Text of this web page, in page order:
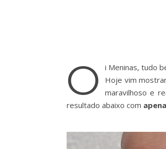
O
i Meninas, tudo
Hoje vim
maravilhoso e
resultado abaixo com